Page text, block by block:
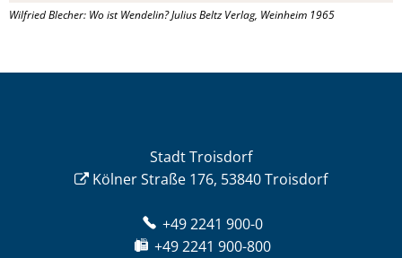
Wilfried Blecher: Wo ist Wendelin? Julius Beltz Verlag, Weinheim 1965
Stadt Troisdorf
Kölner Straße 176, 53840 Troisdorf
+49 2241 900-0
+49 2241 900-800